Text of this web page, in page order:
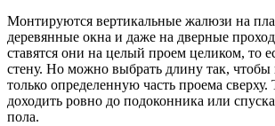
Монтируются вертикальные жалюзи на
деревянные окна и даже на дверные
ставятся они на целый проем целиком, то
стену. Но можно выбрать длину так, чтобы
только определенную часть проема
доходить ровно до подоконника или
пола.